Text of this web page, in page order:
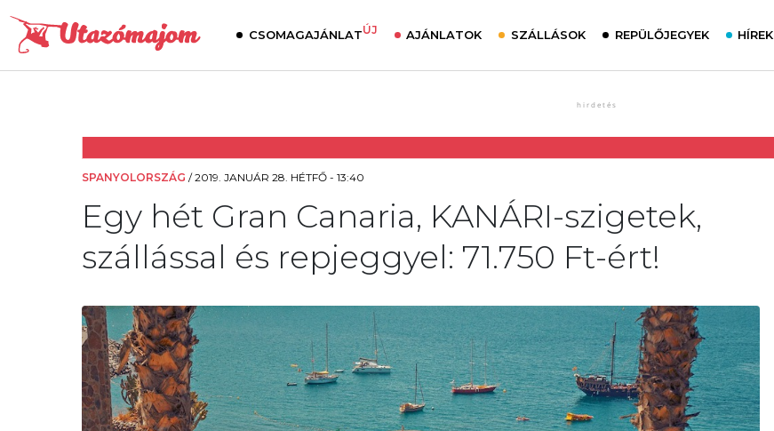
CSOMAGAJÁNLATÚJ AJÁNLATOK SZÁLLÁSOK REPÜLŐJEGYEK HÍREK
SPANYOLORSZÁG /2019. JANUÁR 28. HÉTFŐ - 13:40
Egy hét Gran Canaria, KANÁRI-szigetek,
szállással és repjeggyel: 71.750 Ft-ért!